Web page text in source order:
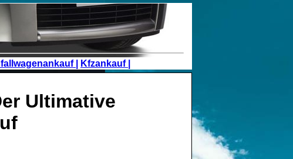
| Kfzankauf |
Ultimative